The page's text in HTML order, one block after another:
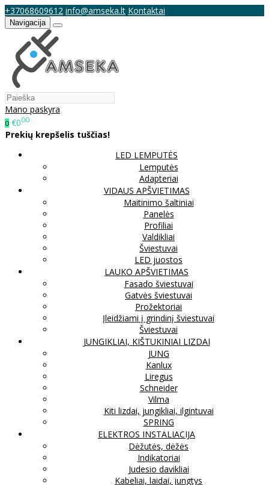
+37068609612 info@amseka.lt Kontaktai
Navigacija
Mano paskyra
0 €000
Prekių krepšelis tuščias!
LED LEMPUTĖS
Lemputės
Adapteriai
VIDAUS APŠVIETIMAS
Maitinimo šaltiniai
Panelės
Profiliai
Valdikliai
Šviestuvai
LED juostos
LAUKO APŠVIETIMAS
Fasado šviestuvai
Gatvės šviestuvai
Prožektoriai
Įleidžiami į grindinį šviestuvai
Šviestuvai
JUNGIKLIAI, KIŠTUKINIAI LIZDAI
JUNG
Kanlux
Liregus
Schneider
Vilma
Kiti lizdai, jungikliai, ilgintuvai
SPRING
ELEKTROS INSTALIACIJA
Dėžutės, dėžės
Indikatoriai
Judesio davikliai
Kabeliai, laidai, jungtys